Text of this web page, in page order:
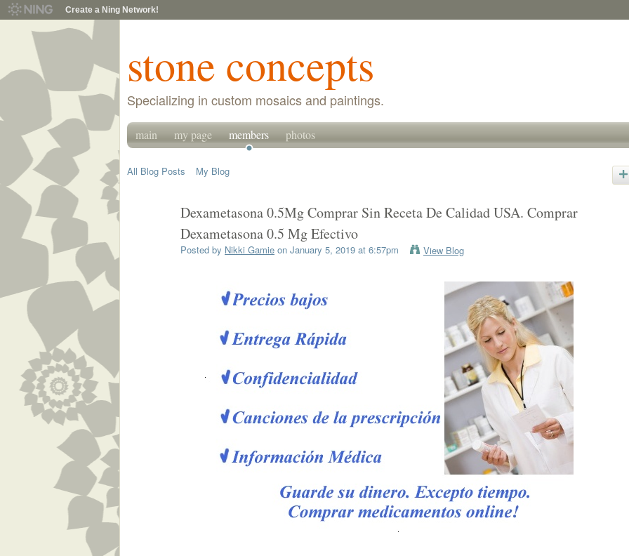
Create a Ning Network!
stone concepts
Specializing in custom mosaics and paintings.
main my page members photos
All Blog Posts My Blog
Dexametasona 0.5Mg Comprar Sin Receta De Calidad USA. Comprar
Dexametasona 0.5 Mg Efectivo
Posted by Nikki Gamie on January 5, 2019 at 6:57pm View Blog